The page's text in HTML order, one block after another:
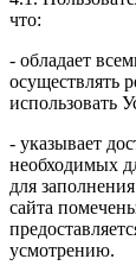
что:
- обладает
осуществлять
использовать
- указывает
необходимых
для
сайта
усмотрению.